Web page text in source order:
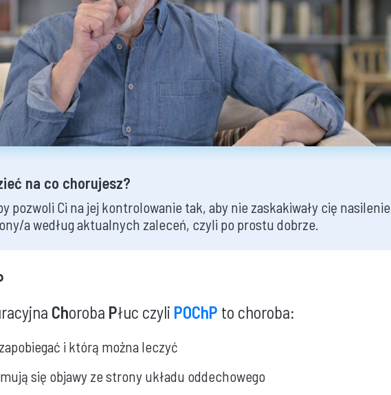
na co chorujesz?
pozwoli Ci na jej kontrolowanie tak, aby nie zaskakiwały cię nasilenie
a według aktualnych zaleceń, czyli po prostu dobrze.
Choroba Płuc czyli POChP to choroba:
i którą można leczyć
się objawy ze strony układu oddechowego